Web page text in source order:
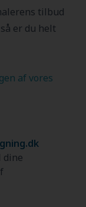
tilbud
er du helt
af vores
dine